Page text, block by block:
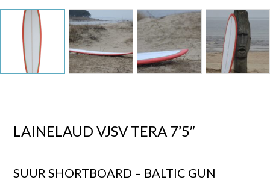
LAINELAUD VJSV TERA 7’5″
SUUR SHORTBOARD – BALTIC GUN